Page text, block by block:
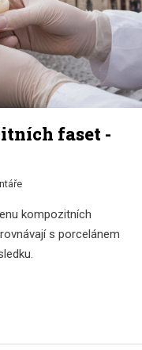
faset -
kompozitních
s porcelánem